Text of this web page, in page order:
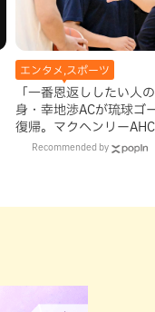
エンタメ,スポーツ
「一番恩返ししたい人
身・幸地渉ACが琉球ゴ
復帰。マクヘンリー
理由Recommended by